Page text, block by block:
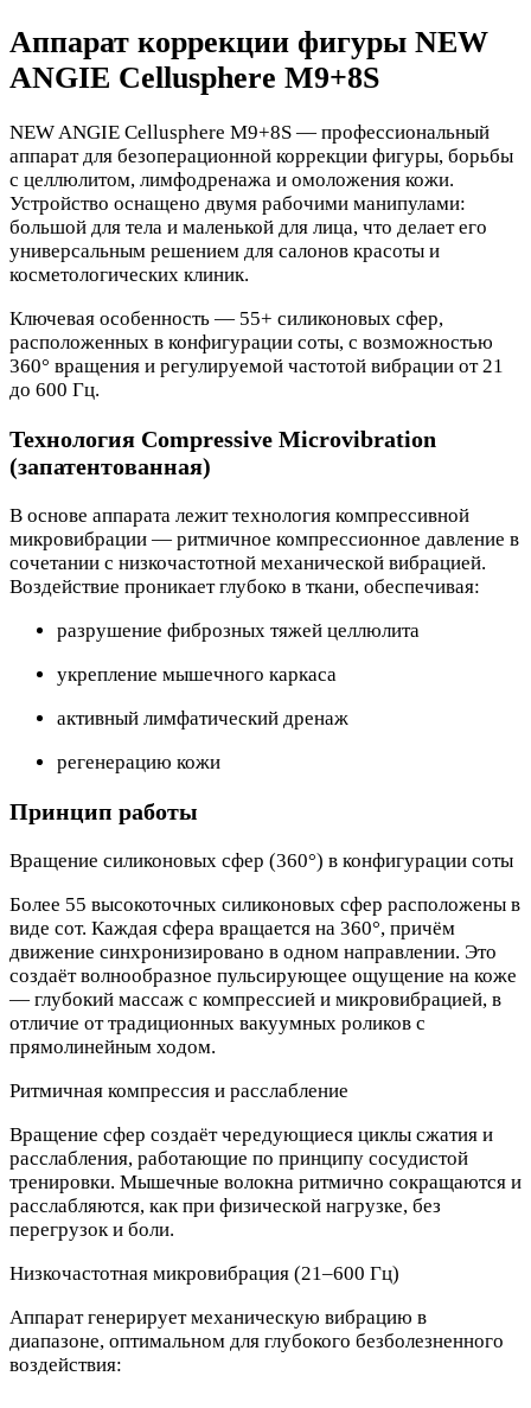
Аппарат коррекции фигуры NEW
ANGIE Cellusphere M9+8S
NEW ANGIE Cellusphere M9+8S — профессиональный
аппарат для безоперационной коррекции фигуры, борьбы
с целлюлитом, лимфодренажа и омоложения кожи.
Устройство оснащено двумя рабочими манипулами:
большой для тела и маленькой для лица, что делает его
универсальным решением для салонов красоты и
косметологических клиник.
Ключевая особенность — 55+ силиконовых сфер,
расположенных в конфигурации соты, с возможностью
360° вращения и регулируемой частотой вибрации от 21
до 600 Гц.
Технология Compressive Microvibration
(запатентованная)
В основе аппарата лежит технология компрессивной
микровибрации — ритмичное компрессионное давление в
сочетании с низкочастотной механической вибрацией.
Воздействие проникает глубоко в ткани, обеспечивая:
разрушение фиброзных тяжей целлюлита
укрепление мышечного каркаса
активный лимфатический дренаж
регенерацию кожи
Принцип работы
Вращение силиконовых сфер (360°) в конфигурации соты
Более 55 высокоточных силиконовых сфер расположены в
виде сот. Каждая сфера вращается на 360°, причём
движение синхронизировано в одном направлении. Это
создаёт волнообразное пульсирующее ощущение на коже
— глубокий массаж с компрессией и микровибрацией, в
отличие от традиционных вакуумных роликов с
прямолинейным ходом.
Ритмичная компрессия и расслабление
Вращение сфер создаёт чередующиеся циклы сжатия и
расслабления, работающие по принципу сосудистой
тренировки. Мышечные волокна ритмично сокращаются и
расслабляются, как при физической нагрузке, без
перегрузок и боли.
Низкочастотная микровибрация (21–600 Гц)
Аппарат генерирует механическую вибрацию в
диапазоне, оптимальном для глубокого безболезненного
воздействия: